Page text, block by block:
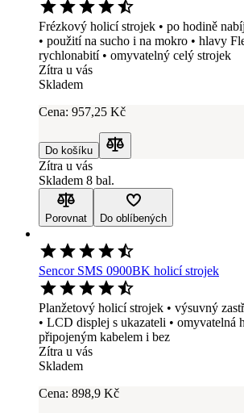
Frézkový holicí strojek • po hodině
• použití na sucho i na mokro • hlavy
rychlonabití • omyvatelný celý strojek
Zítra u vás
Skladem
Cena: 957,25 Kč
Do košíku
Porovnat
Zítra u vás
Skladem 8 bal.
Porovnat Do oblíbených
Sencor SMS 0900BK holicí strojek
Planžetový holicí strojek • výsuvný
• LCD displej s ukazateli • omyvatelná
připojeným kabelem i bez
Zítra u vás
Skladem
Cena: 898,9 Kč